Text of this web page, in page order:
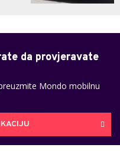
da provjeravate
Mondo mobilnu